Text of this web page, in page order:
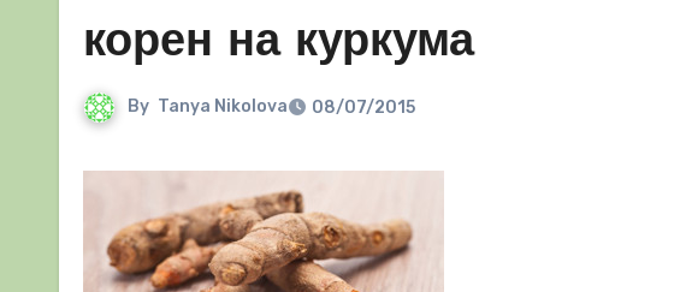
корен на куркума
By Tanya Nikolova 08/07/2015